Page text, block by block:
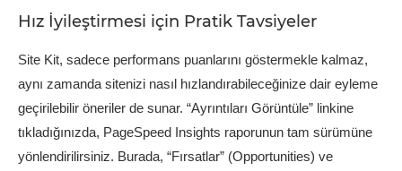
Hız İyileştirmesi için Pratik Tavsiyeler
Site Kit, sadece performans puanlarını göstermekle kalmaz,
aynı zamanda sitenizi nasıl hızlandırabileceğinize dair eyleme
geçirilebilir öneriler de sunar. “Ayrıntıları Görüntüle” linkine
tıkladığınızda, PageSpeed Insights raporunun tam sürümüne
yönlendirilirsiniz. Burada, “Fırsatlar” (Opportunities) ve